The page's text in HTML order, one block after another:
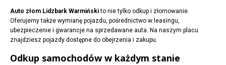
Auto złom Lidzbark Warmińskito nie tylko odkup i złomowanie.
Oferujemy także wymianę pojazdu, pośrednictwo w leasingu,
ubezpieczenie i gwarancje na sprzedawane auta. Na naszym placu
znajdziesz pojazdy dostępne do obejrzenia i zakupu.
Odkup samochodów w każdym stanie